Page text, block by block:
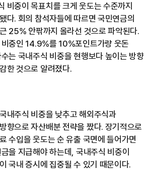
비중이 목표치를 크게 웃도는 수준까지
다. 회의 참석자들에 따르면 국민연금의
25% 안팎까지 올라선 것으로 파악된다.
중인 14.9%를 10%포인트가량 웃돈
는 국내주식 비중을 현행보다 높이는 방향
한 것으로 알려졌다.
내주식 비중을 낮추고 해외주식과
향으로 자산배분 전략을 짰다. 장기적으로
수입을 웃도는 순 유출 국면에 들어가면
을 지급해야 하는데, 국내주식 비중이
국내 증시에 집중될 수 있기 때문이다.